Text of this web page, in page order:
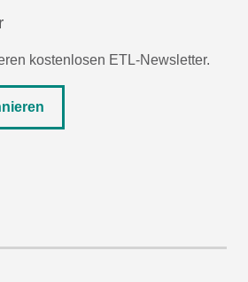
kostenlosen ETL-Newsletter.